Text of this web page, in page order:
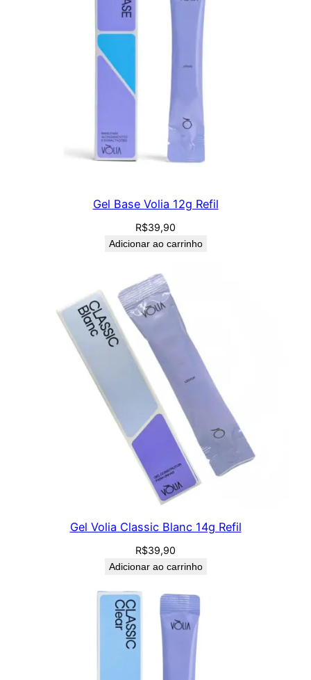
Gel Base Volia 12g Refil
R$39,90
Adicionar ao carrinho
Gel Volia Classic Blanc 14g Refil
R$39,90
Adicionar ao carrinho